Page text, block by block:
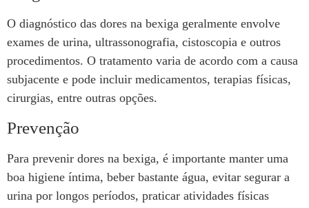
O diagnóstico das dores na bexiga geralmente envolve
exames de urina, ultrassonografia, cistoscopia e outros
procedimentos. O tratamento varia de acordo com a causa
subjacente e pode incluir medicamentos, terapias físicas,
cirurgias, entre outras opções.
Prevenção
Para prevenir dores na bexiga, é importante manter uma
boa higiene íntima, beber bastante água, evitar segurar a
urina por longos períodos, praticar atividades físicas